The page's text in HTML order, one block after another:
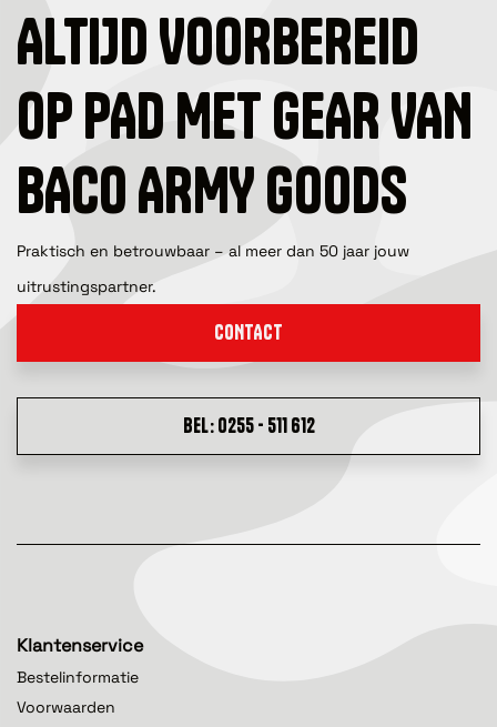
ALTIJD VOORBEREID
OP PAD MET GEAR VAN
BACO ARMY GOODS
Praktisch en betrouwbaar – al meer dan 50 jaar jouw
uitrustingspartner.
CONTACT
BEL: 0255 - 511 612
Klantenservice
Bestelinformatie
Voorwaarden